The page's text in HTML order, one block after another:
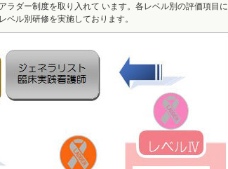
ダー制度を取り入れて います。各レベル別の評価項目に
ル別研修を実施しております。